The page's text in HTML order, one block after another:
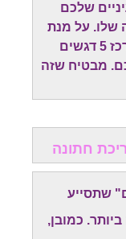
שלכם
שלו. על מנת
להקל עליכן, כתבנו טיפ מיוחד שמרכז 5 דגשים
מבטיח שזה
חתונה
שתסייע
כמובן,